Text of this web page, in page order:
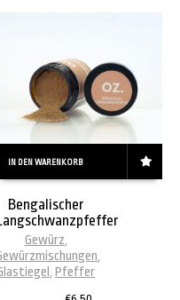
IN DEN WARENKORB
Bengalischer
Gewürz,
,
,Pfeffer